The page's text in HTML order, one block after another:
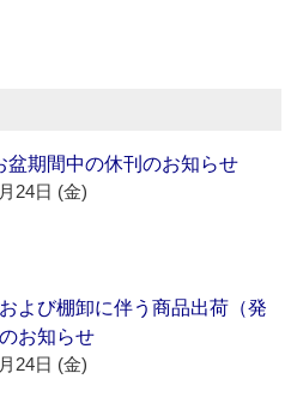
盆期間中の休刊のお知らせ
24日 (金)
よび棚卸に伴う商品出荷（発
お知らせ
24日 (金)